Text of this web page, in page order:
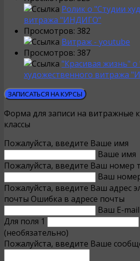
Ролик о "Студии
витража "ИНДИГО"
Просмотров: 382
Витраж - youtube
Просмотров: 387
"Красивая жизнь" о
художественного витража
ЗАПИСАТЬСЯ НА КУРСЫ
Форма для записи на витражные
классы
Пожалуйста, введите Ваше имя
Ваше имя
Пожалуйста, введите Ваш номер
Ваш
Пожалуйста, введите Ваш адрес
почты Ошибка в адресе почты
Ваш E-mail
Для поля 1
(необязательно)
Пожалуйста, введите Ваше